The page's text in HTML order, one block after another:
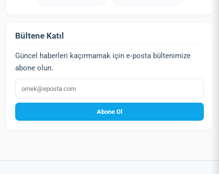
Bültene Katıl
Güncel haberleri kaçırmamak için e‑posta bültenimize
abone olun.
E‑posta
Abone Ol